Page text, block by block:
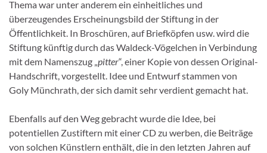
Thema war unter anderem ein einheitliches und
überzeugendes Erscheinungsbild der Stiftung in der
Öffentlichkeit. In Broschüren, auf Briefköpfen usw. wird die
Stiftung künftig durch das Waldeck-Vögelchen in Verbindung
mit dem Namenszug „pitter“, einer Kopie von dessen Original-
Handschrift, vorgestellt. Idee und Entwurf stammen von
Goly Münchrath, der sich damit sehr verdient gemacht hat.
Ebenfalls auf den Weg gebracht wurde die Idee, bei
potentiellen Zustiftern mit einer CD zu werben, die Beiträge
von solchen Künstlern enthält, die in den letzten Jahren auf